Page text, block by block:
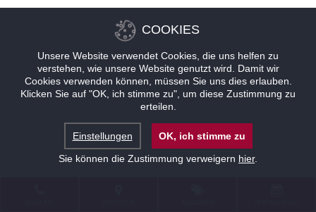
COOKIES
Unsere Website verwendet Cookies, die uns helfen zu
verstehen, wie unsere Website genutzt wird. Damit wir
Cookies verwenden können, müssen Sie uns dies erlauben.
Klicken Sie auf "OK, ich stimme zu", um diese Zustimmung zu
erteilen.
Einstellungen
OK, ich stimme zu
Sie können die Zustimmung verweigern hier.